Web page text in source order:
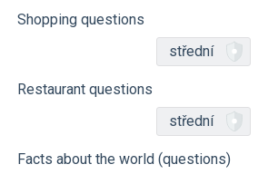
Shopping questions
střední
Restaurant questions
střední
Facts about the world (questions)